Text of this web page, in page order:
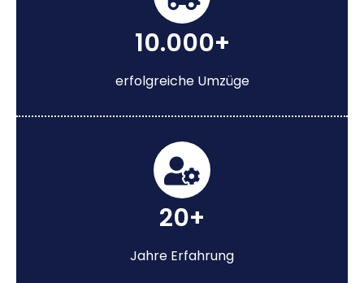
10.000+
erfolgreiche Umzüge
20+
Jahre Erfahrung